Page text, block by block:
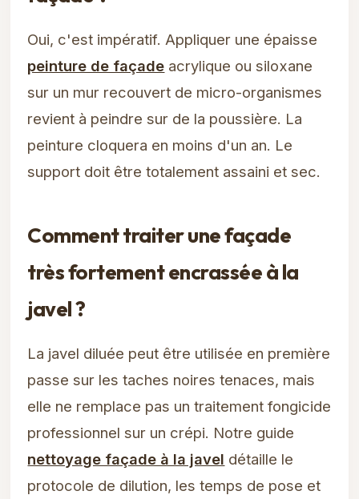
Oui, c'est impératif. Appliquer une épaisse
peinture de façade acrylique ou siloxane
sur un mur recouvert de micro-organismes
revient à peindre sur de la poussière. La
peinture cloquera en moins d'un an. Le
support doit être totalement assaini et sec.
Comment traiter une façade
très fortement encrassée à la
javel ?
La javel diluée peut être utilisée en première
passe sur les taches noires tenaces, mais
elle ne remplace pas un traitement fongicide
professionnel sur un crépi. Notre guide
nettoyage façade à la javel détaille le
protocole de dilution, les temps de pose et